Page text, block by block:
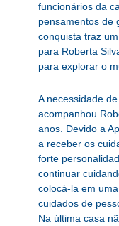
funcionários da
pensamentos de
conquista traz
para Roberta
para explorar o
A necessidade
acompanhou
anos. Devido a
a receber os
forte
continuar
colocá-la em
cuidados de
Na última casa